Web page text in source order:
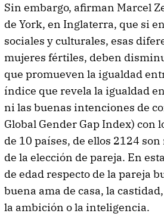
Sin embargo, afirman Marcel
de York, en Inglaterra, que si
sociales y culturales, esas
mujeres fértiles, deben
que promueven la igualdad
índice que revela la igualdad
ni las buenas intenciones de
Global Gender Gap Index) con
de 10 países, de ellos 2124
de la elección de pareja. En
de edad respecto de la pareja
buena ama de casa, la
la ambición o la inteligencia.